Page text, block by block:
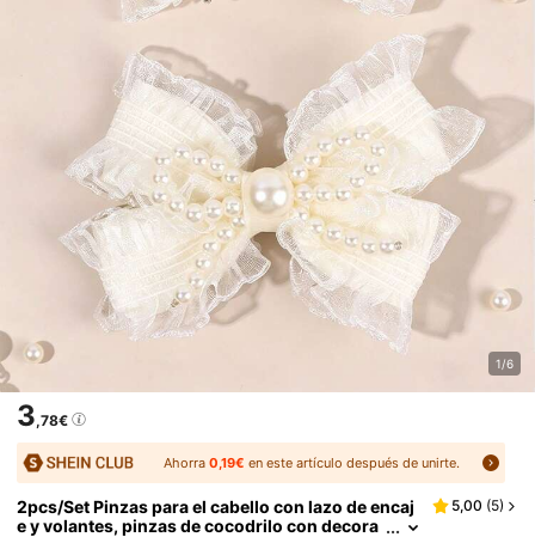
1/6
3,78€
Ahorra 0,19€ en este artículo después de unirte.
2pcs/Set Pinzas para el cabello con lazo de encaj
e y volantes, pinzas de cocodrilo con decora
5,00 (5)